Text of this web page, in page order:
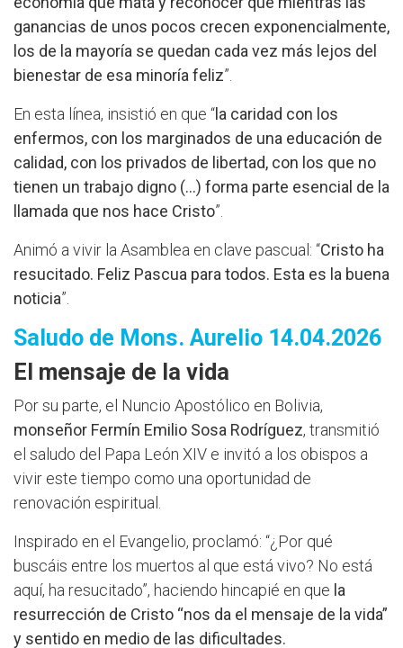
ganancias de unos pocos crecen exponencialmente,
los de la mayoría se quedan cada vez más lejos del
bienestar de esa minoría feliz”.
En esta línea, insistió en que “la caridad con los
enfermos, con los marginados de una educación de
calidad, con los privados de libertad, con los que no
tienen un trabajo digno (…) forma parte esencial de la
llamada que nos hace Cristo”.
Animó a vivir la Asamblea en clave pascual: “Cristo ha
resucitado. Feliz Pascua para todos. Esta es la buena
noticia”.
Saludo de Mons. Aurelio 14.04.2026
El mensaje de la vida
Por su parte, el Nuncio Apostólico en Bolivia,
monseñor Fermín Emilio Sosa Rodríguez, transmitió
el saludo del Papa León XIV e invitó a los obispos a
vivir este tiempo como una oportunidad de
renovación espiritual.
Inspirado en el Evangelio, proclamó: “¿Por qué
buscáis entre los muertos al que está vivo? No está
aquí, ha resucitado”, haciendo hincapié en que la
resurrección de Cristo “nos da el mensaje de la vida”
y sentido en medio de las dificultades.